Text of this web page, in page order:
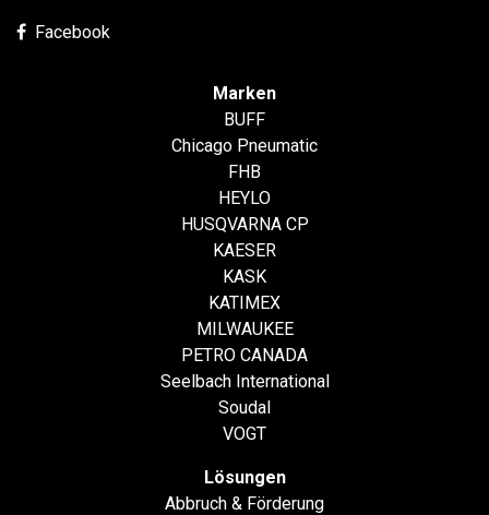
Facebook
Marken
BUFF
Chicago Pneumatic
FHB
HEYLO
HUSQVARNA CP
KAESER
KASK
KATIMEX
MILWAUKEE
PETRO CANADA
Seelbach International
Soudal
VOGT
Lösungen
Abbruch & Förderung